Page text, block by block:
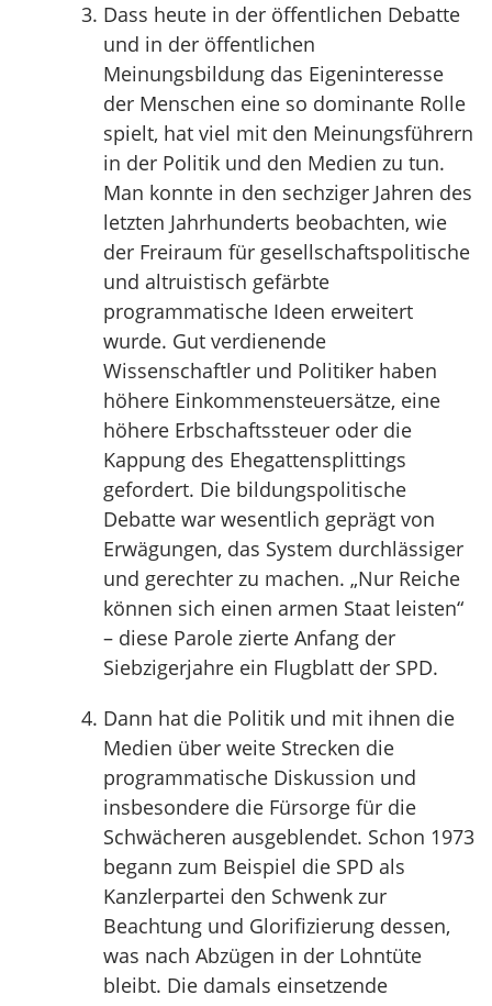
Dass heute in der öffentlichen Debatte
und in der öffentlichen
Meinungsbildung das Eigeninteresse
der Menschen eine so dominante Rolle
spielt, hat viel mit den Meinungsführern
in der Politik und den Medien zu tun.
Man konnte in den sechziger Jahren des
letzten Jahrhunderts beobachten, wie
der Freiraum für gesellschaftspolitische
und altruistisch gefärbte
programmatische Ideen erweitert
wurde. Gut verdienende
Wissenschaftler und Politiker haben
höhere Einkommensteuersätze, eine
höhere Erbschaftssteuer oder die
Kappung des Ehegattensplittings
gefordert. Die bildungspolitische
Debatte war wesentlich geprägt von
Erwägungen, das System durchlässiger
und gerechter zu machen. „Nur Reiche
können sich einen armen Staat leisten“
– diese Parole zierte Anfang der
Siebzigerjahre ein Flugblatt der SPD.
Dann hat die Politik und mit ihnen die
Medien über weite Strecken die
programmatische Diskussion und
insbesondere die Fürsorge für die
Schwächeren ausgeblendet. Schon 1973
begann zum Beispiel die SPD als
Kanzlerpartei den Schwenk zur
Beachtung und Glorifizierung dessen,
was nach Abzügen in der Lohntüte
bleibt. Die damals einsetzende